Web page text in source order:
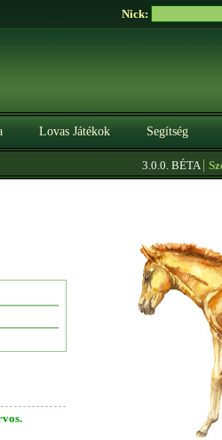
Nick:
Lovas Játékok Segítség
3.0.0. BÉTA|